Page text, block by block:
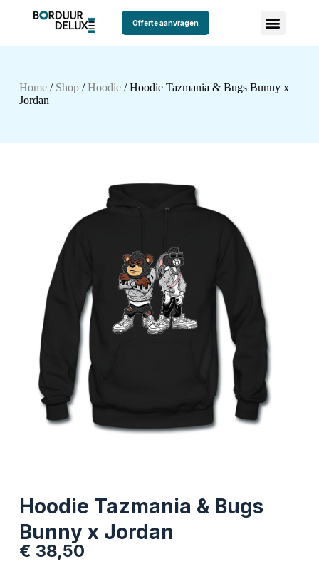
Offerte aanvragen
Home/ Shop/Hoodie/ Hoodie Tazmania & Bugs Bunny x
Jordan
Hoodie Tazmania & Bugs
Bunny x Jordan
€ 38,50